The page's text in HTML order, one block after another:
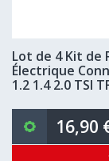
Lot de 4 Kit de
Électrique
1.2 1.4 2.0 TSI
16,90